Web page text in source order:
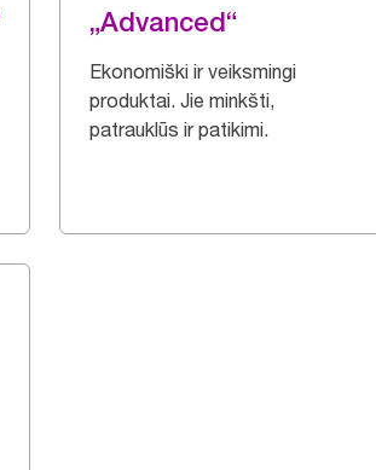
„Advanced“
Ekonomiški ir veiksmingi
produktai. Jie minkšti,
patrauklūs ir patikimi.